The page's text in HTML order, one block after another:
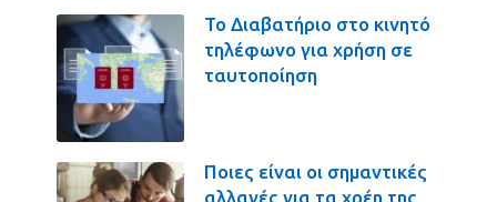
Το Διαβατήριο στο κινητό
τηλέφωνο για χρήση σε
ταυτοποίηση
Ποιες είναι οι σημαντικές
αλλαγές για τα χρέη της